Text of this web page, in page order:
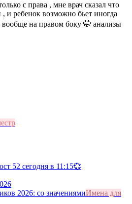
с права , мне врач сказал что
, и ребенок возможно бьет иногда
вообще на правом боку 🤭 анализы
52 сегодня в 11:15💞
Имена для